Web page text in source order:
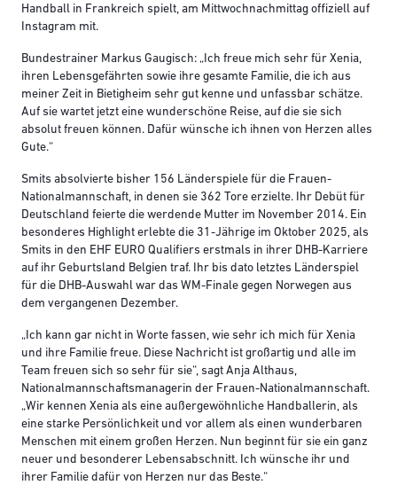
Handball in Frankreich spielt, am Mittwochnachmittag offiziell auf
Instagram mit.
Bundestrainer Markus Gaugisch: „Ich freue mich sehr für Xenia,
ihren Lebensgefährten sowie ihre gesamte Familie, die ich aus
meiner Zeit in Bietigheim sehr gut kenne und unfassbar schätze.
Auf sie wartet jetzt eine wunderschöne Reise, auf die sie sich
absolut freuen können. Dafür wünsche ich ihnen von Herzen alles
Gute.“
Smits absolvierte bisher 156 Länderspiele für die Frauen-
Nationalmannschaft, in denen sie 362 Tore erzielte. Ihr Debüt für
Deutschland feierte die werdende Mutter im November 2014. Ein
besonderes Highlight erlebte die 31-Jährige im Oktober 2025, als
Smits in den EHF EURO Qualifiers erstmals in ihrer DHB-Karriere
auf ihr Geburtsland Belgien traf. Ihr bis dato letztes Länderspiel
für die DHB-Auswahl war das WM-Finale gegen Norwegen aus
dem vergangenen Dezember.
„Ich kann gar nicht in Worte fassen, wie sehr ich mich für Xenia
und ihre Familie freue. Diese Nachricht ist großartig und alle im
Team freuen sich so sehr für sie“, sagt Anja Althaus,
Nationalmannschaftsmanagerin der Frauen-Nationalmannschaft.
„Wir kennen Xenia als eine außergewöhnliche Handballerin, als
eine starke Persönlichkeit und vor allem als einen wunderbaren
Menschen mit einem großen Herzen. Nun beginnt für sie ein ganz
neuer und besonderer Lebensabschnitt. Ich wünsche ihr und
ihrer Familie dafür von Herzen nur das Beste.“